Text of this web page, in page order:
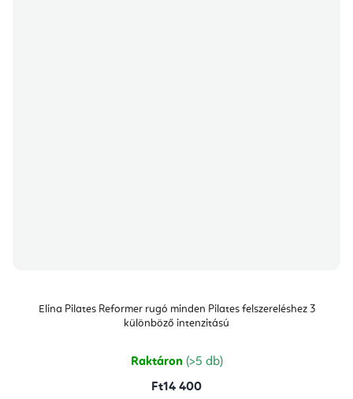
Elina Pilates Reformer rugó minden Pilates felszereléshez 3
különböző intenzitású
Raktáron (>5 db)
Ft14 400